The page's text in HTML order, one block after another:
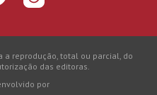
a reprodução, total ou parcial, do
das editoras.
por